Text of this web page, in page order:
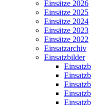
Einsätze 2026
Einsätze 2025
Einsätze 2024
Einsätze 2023
Einsätze 2022
Einsatzarchiv
Einsatzbilder